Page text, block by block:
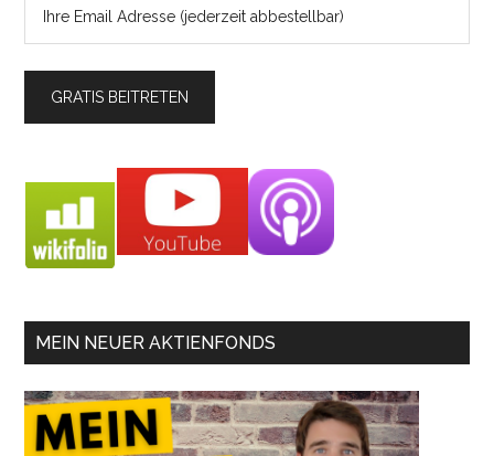
MEIN NEUER AKTIENFONDS